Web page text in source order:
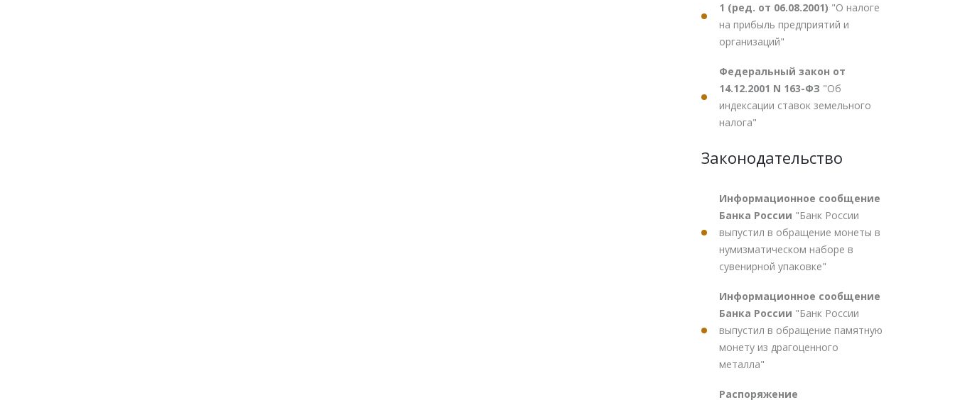
1 (ред. от 06.08.2001) "О налоге
на прибыль предприятий и
организаций"
Федеральный закон от
14.12.2001 N 163-ФЗ "Об
индексации ставок земельного
налога"
Законодательство
Информационное сообщение
Банка России "Банк России
выпустил в обращение монеты в
нумизматическом наборе в
сувенирной упаковке"
Информационное сообщение
Банка России "Банк России
выпустил в обращение памятную
монету из драгоценного
металла"
Распоряжение